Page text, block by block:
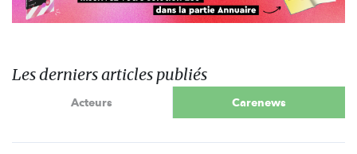
Les derniers articles publiés
Acteurs Carenews